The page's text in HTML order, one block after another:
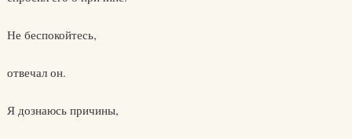
Не беспокойтесь,
отвечал он.
Я дознаюсь причины,